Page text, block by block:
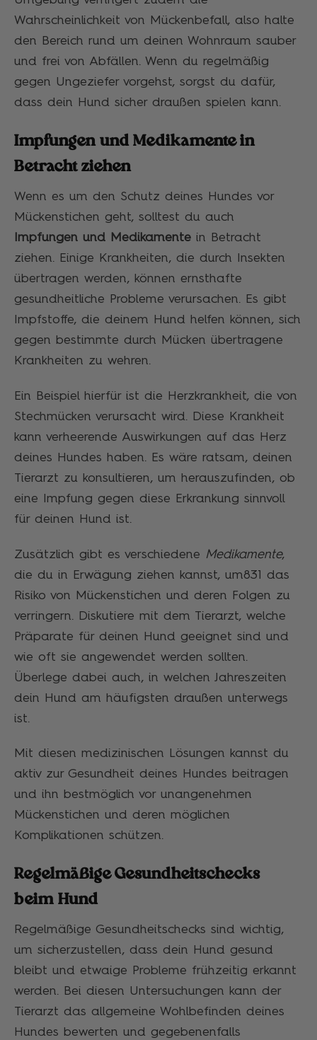
Wahrscheinlichkeit von Mückenbefall, also halte
den Bereich rund um deinen Wohnraum sauber
und frei von Abfällen. Wenn du regelmäßig
gegen Ungeziefer vorgehst, sorgst du dafür,
dass dein Hund sicher draußen spielen kann.
Impfungen und Medikamente in
Betracht ziehen
Wenn es um den Schutz deines Hundes vor
Mückenstichen geht, solltest du auch
Impfungen und Medikamente in Betracht
ziehen. Einige Krankheiten, die durch Insekten
übertragen werden, können ernsthafte
gesundheitliche Probleme verursachen. Es gibt
Impfstoffe, die deinem Hund helfen können, sich
gegen bestimmte durch Mücken übertragene
Krankheiten zu wehren.
Ein Beispiel hierfür ist die Herzkrankheit, die von
Stechmücken verursacht wird. Diese Krankheit
kann verheerende Auswirkungen auf das Herz
deines Hundes haben. Es wäre ratsam, deinen
Tierarzt zu konsultieren, um herauszufinden, ob
eine Impfung gegen diese Erkrankung sinnvoll
für deinen Hund ist.
Zusätzlich gibt es verschiedene Medikamente,
die du in Erwägung ziehen kannst, um831 das
Risiko von Mückenstichen und deren Folgen zu
verringern. Diskutiere mit dem Tierarzt, welche
Präparate für deinen Hund geeignet sind und
wie oft sie angewendet werden sollten.
Überlege dabei auch, in welchen Jahreszeiten
dein Hund am häufigsten draußen unterwegs
ist.
Mit diesen medizinischen Lösungen kannst du
aktiv zur Gesundheit deines Hundes beitragen
und ihn bestmöglich vor unangenehmen
Mückenstichen und deren möglichen
Komplikationen schützen.
Regelmäßige Gesundheitschecks
beim Hund
Regelmäßige Gesundheitschecks sind wichtig,
um sicherzustellen, dass dein Hund gesund
bleibt und etwaige Probleme frühzeitig erkannt
werden. Bei diesen Untersuchungen kann der
Tierarzt das allgemeine Wohlbefinden deines
Hundes bewerten und gegebenenfalls